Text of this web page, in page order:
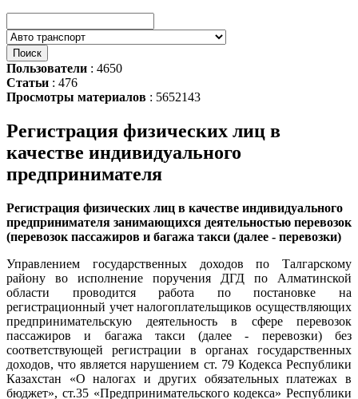
Пользователи : 4650
Статьи : 476
Просмотры материалов : 5652143
Регистрация физических лиц в
качестве индивидуального
предпринимателя
Регистрация физических лиц в качестве индивидуального
предпринимателя занимающихся деятельностью перевозок
(перевозок пассажиров и багажа такси (далее - перевозки)
Управлением государственных доходов по Талгарскому
району во исполнение поручения ДГД по Алматинской
области проводится работа по постановке на
регистрационный учет налогоплательщиков осуществляющих
предпринимательскую деятельность в сфере перевозок
пассажиров и багажа такси (далее - перевозки) без
соответствующей регистрации в органах государственных
доходов, что является нарушением ст. 79 Кодекса Республики
Казахстан «О налогах и других обязательных платежах в
бюджет», ст.35 «Предпринимательского кодекса» Республики